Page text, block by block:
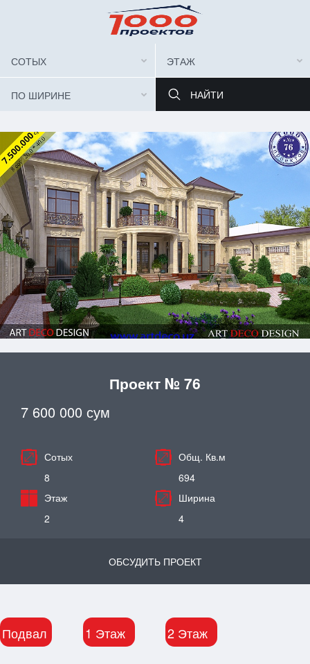
СОТЫХ ЭТАЖ
ПО ШИРИНЕ
Проект № 76
7 600 000 сум
Сотых
8
Общ. Кв.м
694
Этаж
2
Ширина
4
ОБСУДИТЬ ПРОЕКТ
Подвал 1 Этаж 2 Этаж